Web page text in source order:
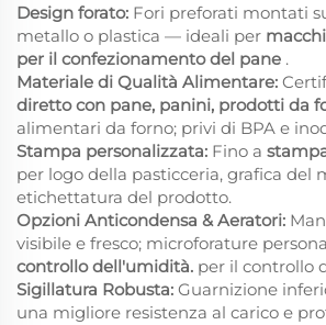
Design forato: Fori preforati montati
metallo o plastica — ideali per
per il confezionamento del pane .
Materiale di Qualità Alimentare:
diretto con pane, panini, prodotti da
alimentari da forno; privi di BPA e
Stampa personalizzata: Fino a
per logo della pasticceria, grafica del
etichettatura del prodotto.
Opzioni Anticondensa & Aeratori:
visibile e fresco; microforature
controllo dell'umidità. per il controllo
Sigillatura Robusta: Guarnizione
una migliore resistenza al carico e